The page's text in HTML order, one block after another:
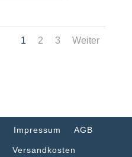
1 2 3 Weiter
Impressum AGB
Versandkosten